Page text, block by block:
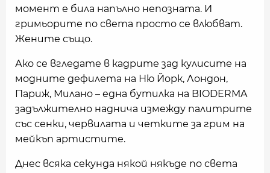
момент е била напълно непозната. И
гримьорите по света просто се влюбват.
Жените също.
Ако се вгледате в кадрите зад кулисите на
модните дефилета на Ню Йорк, Лондон,
Париж, Милано – една бутилка на BIODERMA
задължително наднича измежду палитрите
със сенки, червилата и четките за грим на
мейкъп артистите.
Днес всяка секунда някой някъде по света